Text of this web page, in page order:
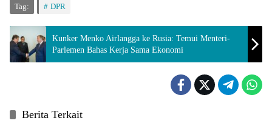
Tag: DPR
Kunker Menko Airlangga ke Rusia: Temui Menteri-
Parlemen Bahas Kerja Sama Ekonomi
Berita Terkait